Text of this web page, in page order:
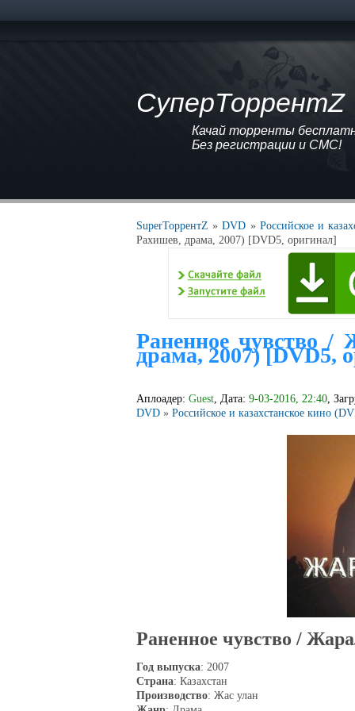
СуперТоррентZ
Качай торренты
Без регистрации и СМС!
SuperТоррентZ »DVD » Российское и
Рахишев, драма, 2007) [DVD5, оригинал]
Раненное чувство /
драма, 2007) [DVD5,
Аплоадер: Guest , Дата: 9-03-2016, 22:40 ,
DVD » Российское и казахстанское кино
Раненное чувство /
Год выпуска: 2007
Страна: Казахстан
Производство: Жас улан